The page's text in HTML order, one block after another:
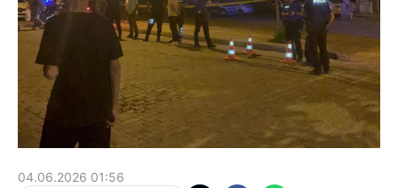
04.06.2026 01:56